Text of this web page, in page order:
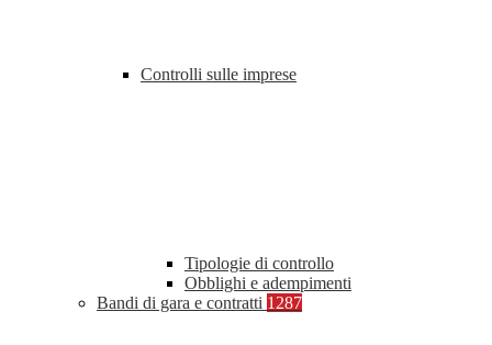
Controlli sulle imprese
Tipologie di controllo
Obblighi e adempimenti
Bandi di gara e contratti 1287